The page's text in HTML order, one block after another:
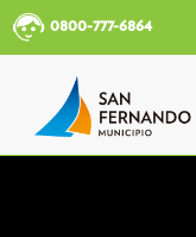
0800-777-6864